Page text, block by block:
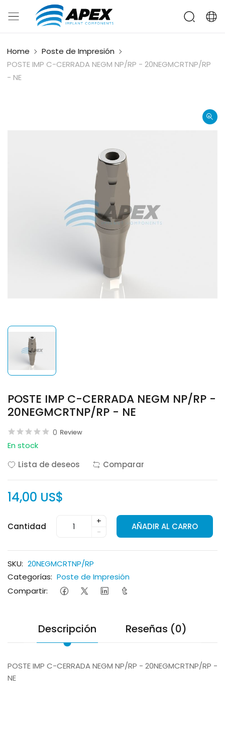
Home
Poste de Impresión
POSTE IMP C-CERRADA NEGM NP/RP - 20NEGMCRTNP/RP
- NE
POSTE IMP C-CERRADA NEGM NP/RP -
20NEGMCRTNP/RP - NE
0 Review
En stock
Lista de deseos
Comparar
14,00 US$
Cantidad
+
-
AÑADIR AL CARRO
SKU: 20NEGMCRTNP/RP
Categorías: Poste de Impresión
Compartir:
Descripción Reseñas (0)
POSTE IMP C-CERRADA NEGM NP/RP - 20NEGMCRTNP/RP -
NE